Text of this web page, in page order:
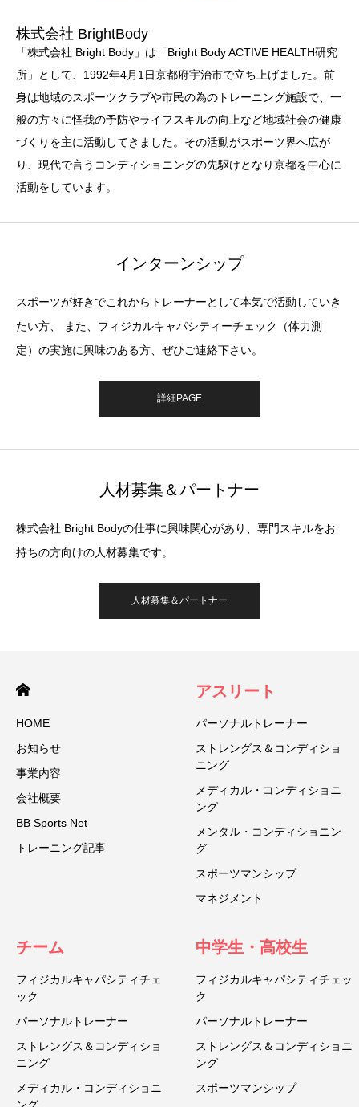
株式会社 BrightBody
「株式会社 Bright Body」は「Bright Body ACTIVE HEALTH研究
所」として、1992年4月1日京都府宇治市で立ち上げました。前
身は地域のスポーツクラブや市民の為のトレーニング施設で、一
般の方々に怪我の予防やライフスキルの向上など地域社会の健康
づくりを主に活動してきました。その活動がスポーツ界へ広が
り、現代で言うコンディショニングの先駆けとなり京都を中心に
活動をしています。
インターンシップ
スポーツが好きでこれからトレーナーとして本気で活動していき
たい方、 また、フィジカルキャパシティーチェック（体力測
定）の実施に興味のある方、ぜひご連絡下さい。
詳細PAGE
人材募集＆パートナー
株式会社 Bright Bodyの仕事に興味関心があり、専門スキルをお
持ちの方向けの人材募集です。
人材募集＆パートナー
HOME
お知らせ
事業内容
会社概要
BB Sports Net
トレーニング記事
アスリート
パーソナルトレーナー
ストレングス＆コンディショ
ニング
メディカル・コンディショニ
ング
メンタル・コンディショニン
グ
スポーツマンシップ
マネジメント
チーム
フィジカルキャパシティチェ
ック
パーソナルトレーナー
ストレングス＆コンディショ
ニング
メディカル・コンディショニ
中学生・高校生
フィジカルキャパシティチェッ
ク
パーソナルトレーナー
ストレングス＆コンディショニ
ング
スポーツマンシップ